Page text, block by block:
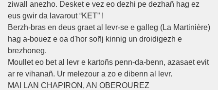
ziwall anezho. Desket e vez eo dezhi pe dezhañ hag ez
eus gwir da lavarout “KET” !
Berzh-bras en deus graet al levr-se e galleg (La Martinière)
hag a-bouez e oa d'hor soñj kinnig un droidigezh e
brezhoneg.
Moullet eo bet al levr e kartoñs penn-da-benn, azasaet evit
ar re vihanañ. Ur melezour a zo e dibenn al levr.
MAI LAN CHAPIRON, AN OBEROUREZ